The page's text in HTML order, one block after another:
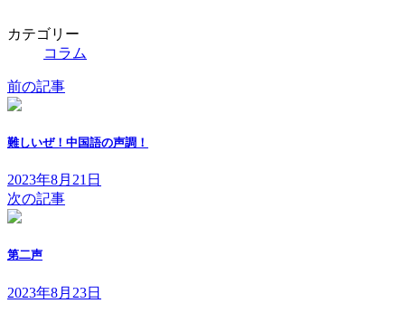
カテゴリー
コラム
前の記事
難しいぜ！中国語の声調！
2023年8月21日
次の記事
第二声
2023年8月23日